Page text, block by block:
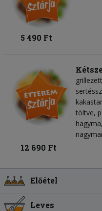
5 490 Ft
töltve,
12 690 Ft
Előétel
Leves